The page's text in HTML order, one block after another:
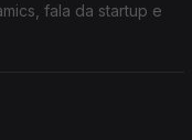
fala da startup e